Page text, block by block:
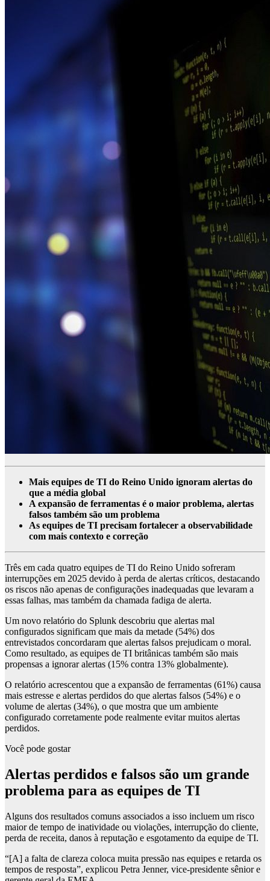
Mais equipes de TI do Reino Unido ignoram alertas do
que a média global
A expansão de ferramentas é o maior problema, alertas
falsos também são um problema
As equipes de TI precisam fortalecer a observabilidade
com mais contexto e correção
Três em cada quatro equipes de TI do Reino Unido sofreram
interrupções em 2025 devido à perda de alertas críticos, destacando
os riscos não apenas de configurações inadequadas que levaram a
essas falhas, mas também da chamada fadiga de alerta.
Um novo relatório do Splunk descobriu que alertas mal
configurados significam que mais da metade (54%) dos
entrevistados concordaram que alertas falsos prejudicam o moral.
Como resultado, as equipes de TI britânicas também são mais
propensas a ignorar alertas (15% contra 13% globalmente).
O relatório acrescentou que a expansão de ferramentas (61%) causa
mais estresse e alertas perdidos do que alertas falsos (54%) e o
volume de alertas (34%), o que mostra que um ambiente
configurado corretamente pode realmente evitar muitos alertas
perdidos.
Você pode gostar
Alertas perdidos e falsos são um grande
problema para as equipes de TI
Alguns dos resultados comuns associados a isso incluem um risco
maior de tempo de inatividade ou violações, interrupção do cliente,
perda de receita, danos à reputação e esgotamento da equipe de TI.
“[A] a falta de clareza coloca muita pressão nas equipes e retarda os
tempos de resposta”, explicou Petra Jenner, vice-presidente sênior e